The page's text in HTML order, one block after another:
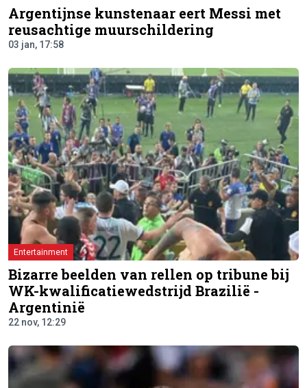
Argentijnse kunstenaar eert Messi met
reusachtige muurschildering
03 jan, 17:58
Entertainment
Bizarre beelden van rellen op tribune bij
WK-kwalificatiewedstrijd Brazilië -
Argentinië
22 nov, 12:29